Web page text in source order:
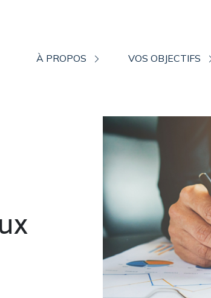
À PROPOS VOS OBJECTIFS